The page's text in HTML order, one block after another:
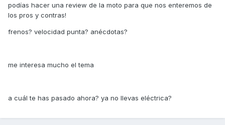
podías hacer una review de la moto para que nos enteremos de
los pros y contras!
frenos? velocidad punta? anécdotas?
me interesa mucho el tema
a cuál te has pasado ahora? ya no llevas eléctrica?